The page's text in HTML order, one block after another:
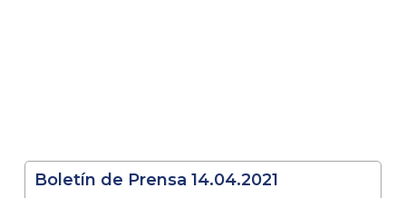
Boletín de Prensa 14.04.2021